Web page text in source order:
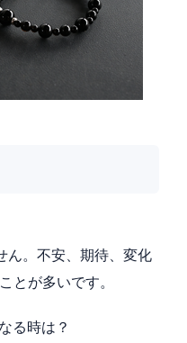
ん。不安、期待、変化
とが多いです。
る時は？